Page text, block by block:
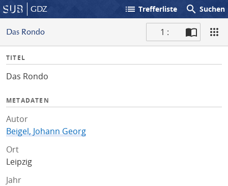
GDZ list Trefferliste search Suchen
Das Rondo 1 :
I
f
TITEL
Das Rondo
METADATEN
Autor
Beigel, Johann Georg
Ort
Leipzig
Jahr